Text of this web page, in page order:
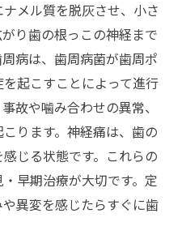
メル質を脱灰させ、小さ
り歯の根っこの神経まで
病は、歯周病菌が歯周ポ
起こすことによって進行
故や噛み合わせの異常、
ります。神経痛は、歯の
じる状態です。これらの
早期治療が大切です。定
異変を感じたらすぐに歯